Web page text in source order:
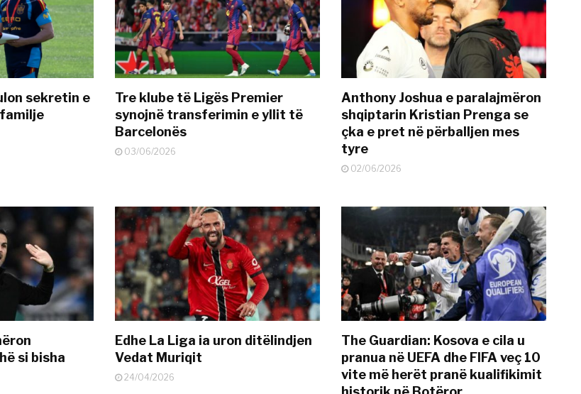
sekretin e
Tre klube të Ligës Premier
synojnë transferimin e yllit të
Barcelonës
03/06/2026
Anthony Joshua e paralajmëron
shqiptarin Kristian Prenga se
çka e pret në përballjen mes
tyre
02/06/2026
si bisha
Edhe La Liga ia uron ditëlindjen
Vedat Muriqit
24/04/2026
The Guardian: Kosova e cila u
pranua në UEFA dhe FIFA veç 10
vite më herët pranë kualifikimit